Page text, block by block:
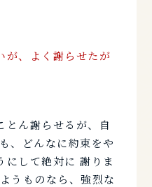
が、よく謝らせたが
とん謝らせるが、自
、どんなに約束をや
にして絶対に 謝りま
うものなら、強烈な